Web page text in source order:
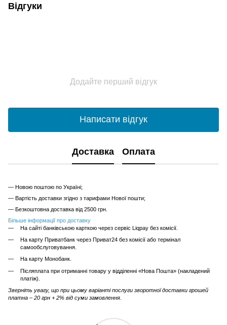
Відгуки
Додайте перший відгук
Написати відгук
Доставка Оплата
— Новою поштою по Україні;
— Вартість доставки згідно з тарифами Нової пошти;
— Безкоштовна доставка від 2500 грн.
Більше інформації про доставку
На сайті банківською карткою через сервіс Liqpay без комісії.
На карту Приватбанк через Приват24 без комісії або термінал
самообслуговування.
На карту Монобанк.
Післяплата при отриманні товару у відділенні «Нова Пошта» (накладений
платіж).
Зверніть увагу, що при цьому варіанті послуги зворотної доставки грошей
платна – 20 грн + 2% від суми замовлення.